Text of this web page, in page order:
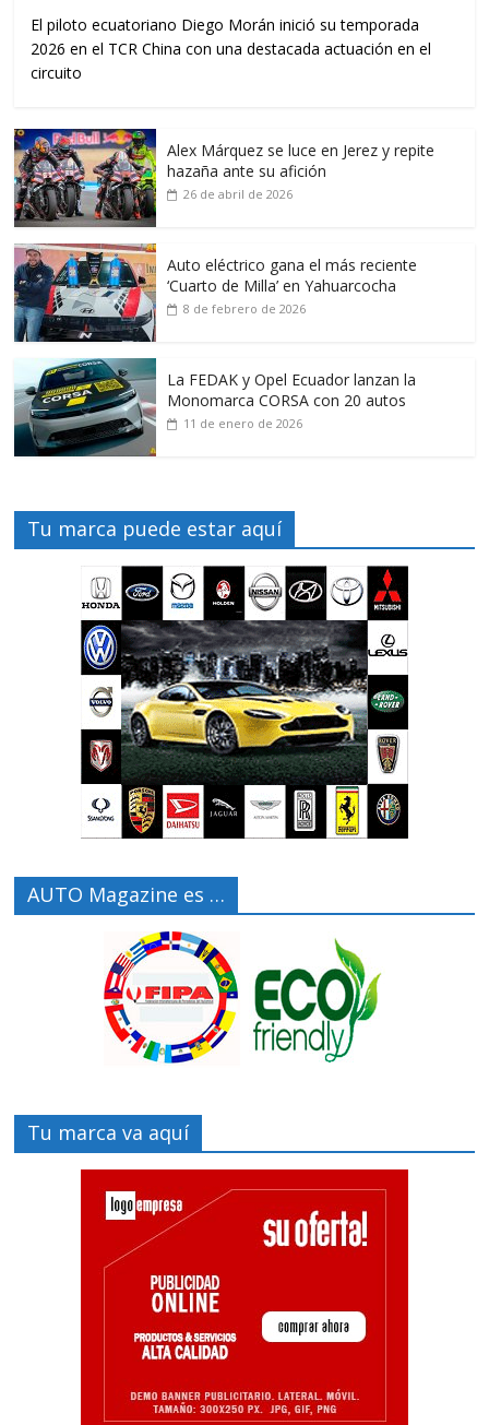
El piloto ecuatoriano Diego Morán inició su temporada
2026 en el TCR China con una destacada actuación en el
circuito
Alex Márquez se luce en Jerez y repite
hazaña ante su afición
26 de abril de 2026
Auto eléctrico gana el más reciente
‘Cuarto de Milla’ en Yahuarcocha
8 de febrero de 2026
La FEDAK y Opel Ecuador lanzan la
Monomarca CORSA con 20 autos
11 de enero de 2026
Tu marca puede estar aquí
AUTO Magazine es …
Tu marca va aquí